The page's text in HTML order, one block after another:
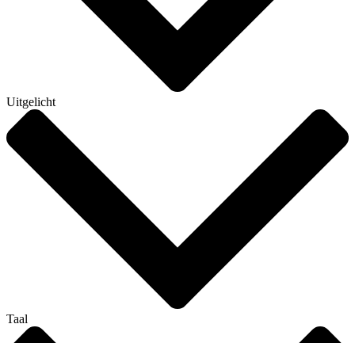
Uitgelicht
Taal